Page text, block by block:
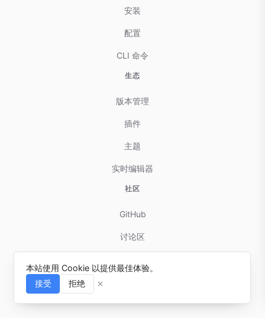
安装
配置
CLI 命令
生态
版本管理
插件
主题
实时编辑器
社区
GitHub
讨论区
本站使用 Cookie 以提供最佳体验。
接受 拒绝